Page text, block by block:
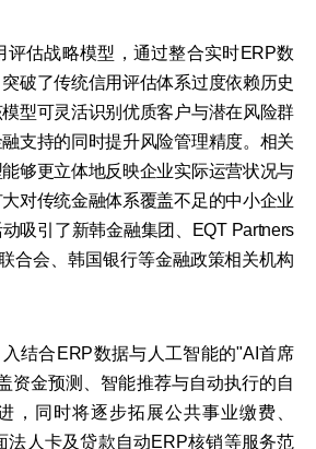
评估战略模型，通过整合实时ERP数
破了传统信用评估体系过度依赖历史
型可灵活识别优质客户与潜在风险群
支持的同时提升风险管理精度。相关
够更立体地反映企业实际运营状况与
对传统金融体系覆盖不足的中小企业
吸引了新韩金融集团、EQT Partners
合会、韩国银行等金融政策相关机构
结合ERP数据与人工智能的"AI首席
资金预测、智能推荐与自动执行的自
，同时将逐步拓展公共事业缴费、
法人卡及贷款自动ERP核销等服务范